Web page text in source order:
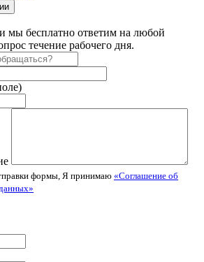
мы бесплатно ответим на любой
течение рабочего дня.
формы, Я принимаю «Соглашение об